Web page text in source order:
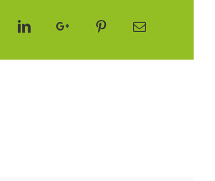
LinkedInGoogle+ PinterestEmail